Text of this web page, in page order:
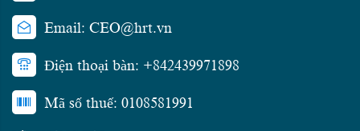
Email: CEO@hrt.vn
Điện thoại bàn: +842439971898
Mã số thuế: 0108581991